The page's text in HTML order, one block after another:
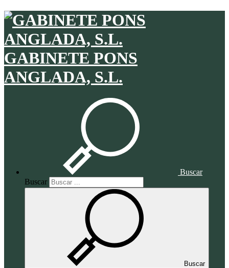
GABINETE PONS
ANGLADA, S.L.
Buscar
Buscar
Buscar